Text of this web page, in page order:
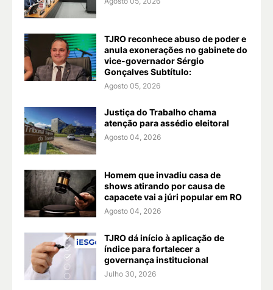
TJRO reconhece abuso de poder e
anula exonerações no gabinete do
vice-governador Sérgio
Gonçalves Subtítulo:
Agosto 05, 2026
Justiça do Trabalho chama
atenção para assédio eleitoral
Agosto 04, 2026
Homem que invadiu casa de
shows atirando por causa de
capacete vai a júri popular em RO
Agosto 04, 2026
TJRO dá início à aplicação de
índice para fortalecer a
governança institucional
Julho 30, 2026